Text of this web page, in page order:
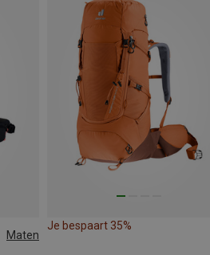
Maten
Je bespaart 35%